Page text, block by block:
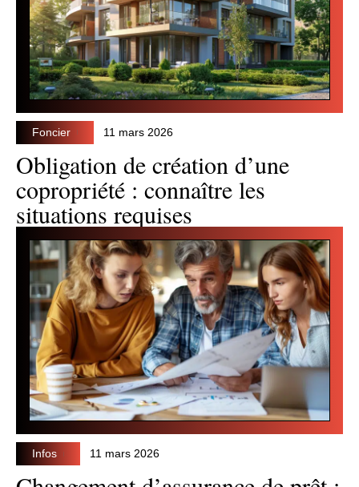
Foncier 11 mars 2026
Obligation de création d’une
copropriété : connaître les
situations requises
Infos 11 mars 2026